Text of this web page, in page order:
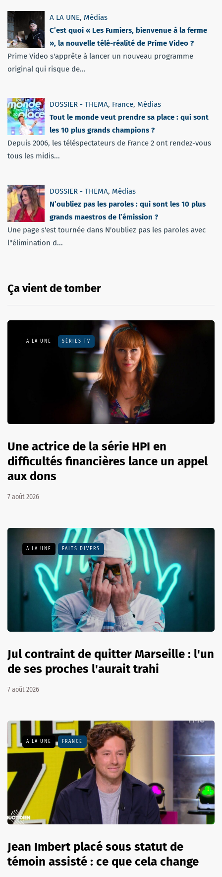
A LA UNE, Médias
C’est quoi « Les Fumiers, bienvenue à la ferme
», la nouvelle télé-réalité de Prime Video ?
Prime Video s'apprête à lancer un nouveau programme
original qui risque de...
DOSSIER - THEMA, France, Médias
Tout le monde veut prendre sa place : qui sont
les 10 plus grands champions ?
Depuis 2006, les téléspectateurs de France 2 ont rendez-vous
tous les midis...
DOSSIER - THEMA, Médias
N’oubliez pas les paroles : qui sont les 10 plus
grands maestros de l’émission ?
Une page s'est tournée dans N'oubliez pas les paroles avec
l''élimination d...
Ça vient de tomber
A LA UNE SÉRIES TV
Une actrice de la série HPI en
difficultés financières lance un appel
aux dons
7 août 2026
A LA UNE FAITS DIVERS
Jul contraint de quitter Marseille : l'un
de ses proches l'aurait trahi
7 août 2026
A LA UNE FRANCE
Jean Imbert placé sous statut de
témoin assisté : ce que cela change